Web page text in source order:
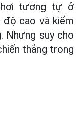
tương tự ở
độ cao và kiểm
Nhưng suy cho
thắng trong